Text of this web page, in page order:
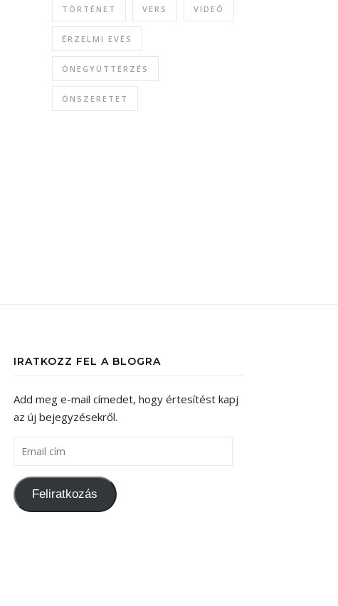
TÖRTÉNET VERS VIDEÓ
ÉRZELMI EVÉS
ÖNEGYÜTTÉRZÉS
ÖNSZERETET
IRATKOZZ FEL A BLOGRA
Add meg e-mail címedet, hogy értesítést kapj
az új bejegyzésekről.
Email cím
Feliratkozás